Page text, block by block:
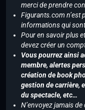
merci de prendre
Figurants.com n’est
informations qui
Pour en savoir plus
devez créer un
Vous pourrez ainsi
membre, alertes
création de book
gestion de carrière,
du spectacle, etc…
N’envoyez jamais